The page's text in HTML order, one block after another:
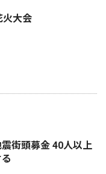
火大会
街頭募金 40人以上